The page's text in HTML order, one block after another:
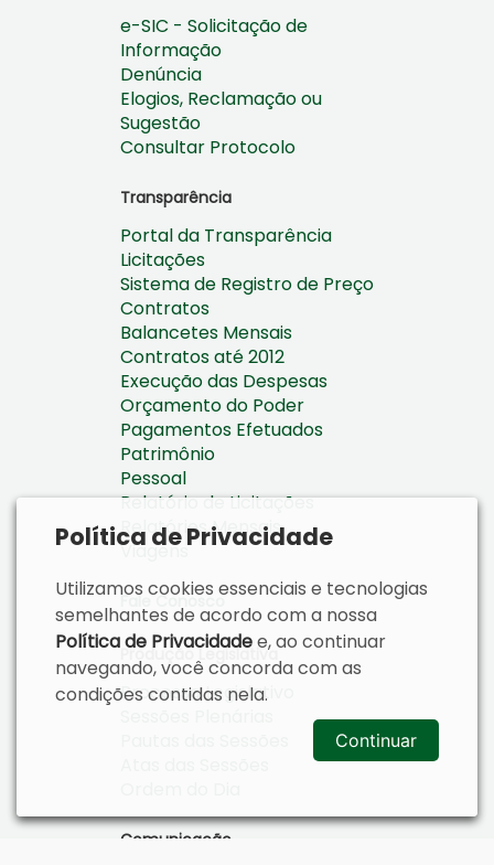
e-SIC - Solicitação de
Informação
Denúncia
Elogios, Reclamação ou
Sugestão
Consultar Protocolo
Transparência
Portal da Transparência
Licitações
Sistema de Registro de Preço
Contratos
Balancetes Mensais
Contratos até 2012
Execução das Despesas
Orçamento do Poder
Pagamentos Efetuados
Patrimônio
Pessoal
Relatório de Licitações
Relatórios Mensais
Viagens
Fale Conosco
Produção Legislativa
Processo Legislativo
Comunicação
Política de Privacidade
Utilizamos cookies essenciais e tecnologias
semelhantes de acordo com a nossa
Política de Privacidadee, ao continuar
navegando, você concorda com as
condições contidas nela.
Continuar